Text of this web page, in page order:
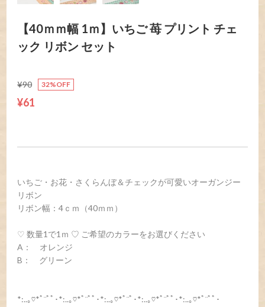
【40ｍｍ幅 1ｍ】いちご 苺 プリント チェ
ック リボン セット
¥90 32%OFF
¥61
いちご・お花・さくらんぼ＆チェックが可愛いオーガンジー
リボン
リボン幅：4ｃｍ（40ｍｍ）
♡ 数量1で1ｍ ♡ ご希望のカラーをお選びください
A： オレンジ
B： グリーン
*:..｡♡*ﾟ¨ﾟﾟ･*:..｡♡*ﾟ¨ﾟﾟ･*:..｡♡*ﾟ¨ﾟ･*:..｡♡*ﾟ¨ﾟﾟ･*:..｡♡*ﾟ¨ﾟﾟ･